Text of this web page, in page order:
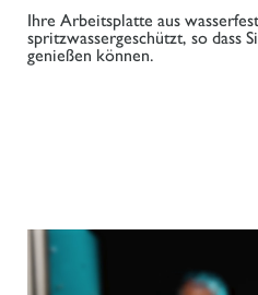
Ihre Arbeitsplatte aus
spritzwassergeschützt, so dass
genießen können.